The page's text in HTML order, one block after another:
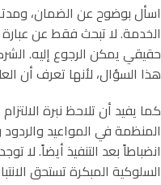
اسأل بوضوح عن الضمان،
الخدمة. لا تبحث فقط عن
حقيقي يمكن الرجوع إليه.
هذا السؤال، لأنها تعرف أن
كما يفيد أن تلاحظ نبرة
المنظمة في المواعيد والردود
انضباطاً بعد التنفيذ أيضاً. لا
السلوكية المبكرة تستحق